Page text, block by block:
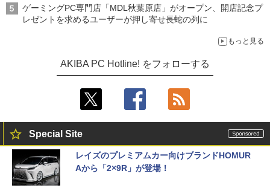
ゲーミングPC専門店「MDL秋葉原店」がオープン、開店記念プ
レゼントを求めるユーザーが押し寄せ長蛇の列に
もっと見る
AKIBA PC Hotline! をフォローする
Special Site
レイズのプレミアムカー向けブランドHOMUR
Aから「2×9R」が登場！